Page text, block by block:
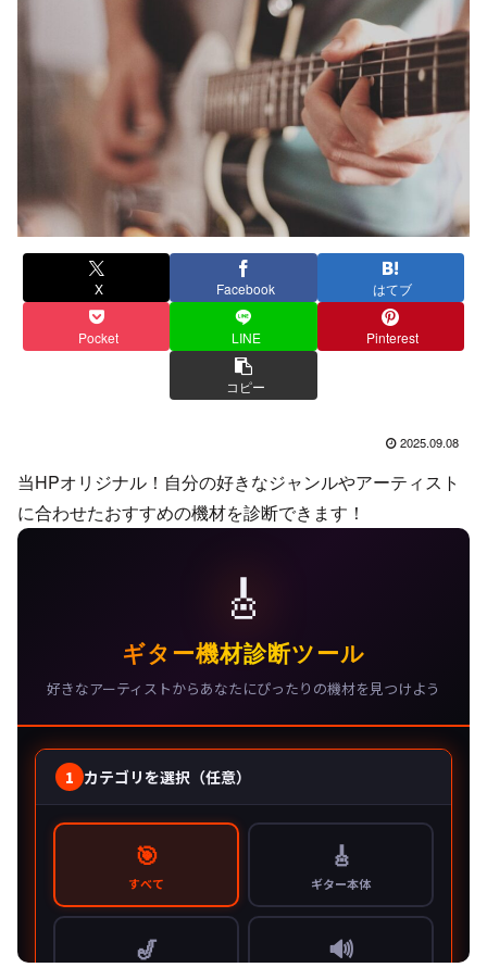
X Facebook はてブ
Pocket LINE Pinterest
コピー
2025.09.08
当HPオリジナル！自分の好きなジャンルやアーティスト
に合わせたおすすめの機材を診断できます！